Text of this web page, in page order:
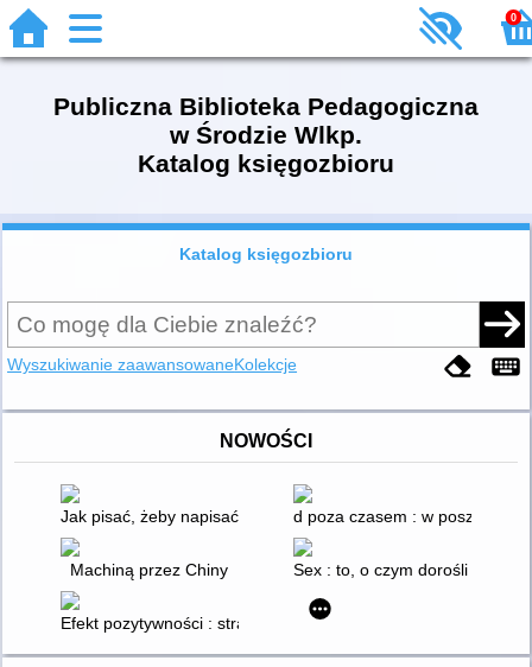
0
Publiczna Biblioteka Pedagogiczna
w Środzie Wlkp.
Katalog księgozbioru
Katalog księgozbioru
Wyszukiwanie zaawansowaneKolekcje
NOWOŚCI
Jak pisać, żeby napisać swoją książkęd poza czasem : w
Machiną przez Chiny Sex : to, o czym dorośli ci nie
Efekt pozytywności : strategie poznawczo-behawioralne